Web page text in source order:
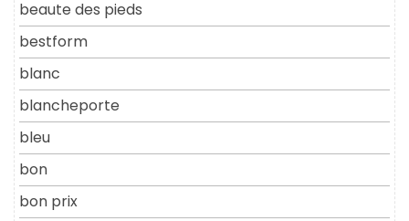
beaute des pieds
bestform
blanc
blancheporte
bleu
bon
bon prix